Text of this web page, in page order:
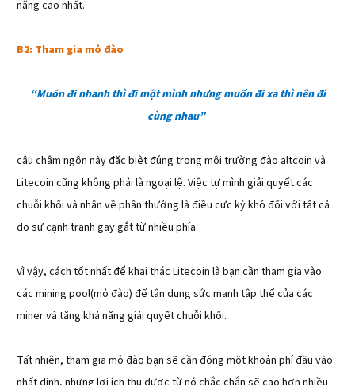
năng cao nhất.
B2: Tham gia mỏ đào
“Muốn đi nhanh thì đi một mình nhưng muốn đi xa thì nên đi
cùng nhau”
câu châm ngôn này đặc biệt đúng trong môi trường đào altcoin và
Litecoin cũng không phải là ngoại lệ. Việc tự mình giải quyết các
chuỗi khối và nhận về phần thưởng là điều cực kỳ khó đối với tất cả
do sự cạnh tranh gay gắt từ nhiều phía.
Vì vậy, cách tốt nhất để khai thác Litecoin là bạn cần tham gia vào
các mining pool(mỏ đào) để tận dụng sức mạnh tập thể của các
miner và tăng khả năng giải quyết chuỗi khối.
Tất nhiên, tham gia mỏ đào bạn sẽ cần đóng một khoản phí đầu vào